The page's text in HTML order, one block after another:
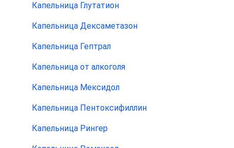
Капельница Глутатион
Капельница Дексаметазон
Капельница Гептрал
Капельница от алкоголя
Капельница Мексидол
Капельница Пентоксифиллин
Капельница Рингер